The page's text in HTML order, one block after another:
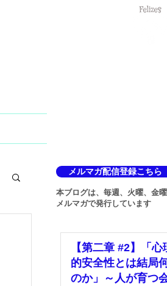
メルマガ配信登録こちら
本ブログは、毎週、火曜、金
メルマガで発行しています
【第二章 #2】「心
的安全性とは結局
のか」～人が育つ